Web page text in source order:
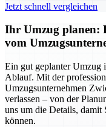
Jetzt schnell vergleichen
Ihr Umzug planen:
vom
Ein gut geplanter Umzug
Ablauf. Mit der
Umzugsunternehmen
verlassen – von der
uns um die Details, damit
können.